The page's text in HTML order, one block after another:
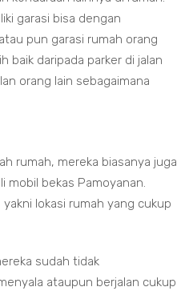
garasi bisa dengan
pun garasi rumah orang
baik daripada parker di jalan
orang lain sebagaimana
rumah, mereka biasanya juga
mobil bekas Pamoyanan.
lokasi rumah yang cukup
sudah tidak
ataupun berjalan cukup